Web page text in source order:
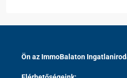
Ön az ImmoBalaton